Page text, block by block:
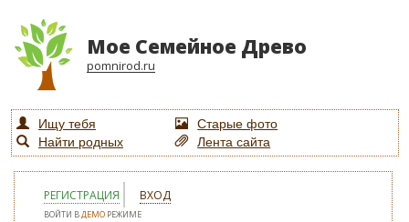
Мое Семейное Древо
pomnirod.ru
Ищу тебя
Старые фото
Найти родных
Лента сайта
РЕГИСТРАЦИЯ ВХОД
ВОЙТИ ВДЕМО РЕЖИМЕ